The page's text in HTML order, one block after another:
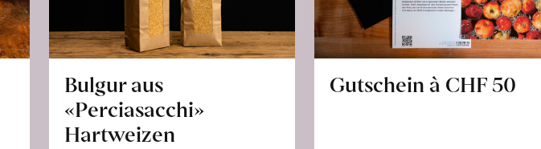
Bulgur aus
«Perciasacchi»
Hartweizen
Gutschein à CHF 50